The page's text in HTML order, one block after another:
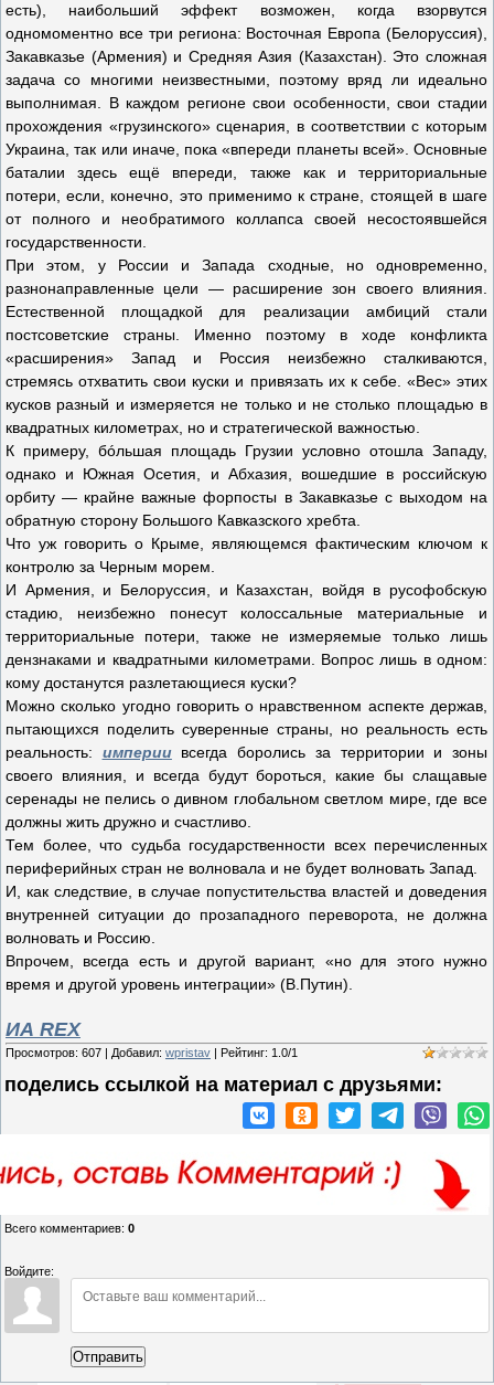
есть), наибольший эффект возможен, когда взорвутся
одномоментно все три региона: Восточная Европа (Белоруссия),
Закавказье (Армения) и Средняя Азия (Казахстан). Это сложная
задача со многими неизвестными, поэтому вряд ли идеально
выполнимая. В каждом регионе свои особенности, свои стадии
прохождения «грузинского» сценария, в соответствии с которым
Украина, так или иначе, пока «впереди планеты всей». Основные
баталии здесь ещё впереди, также как и территориальные
потери, если, конечно, это применимо к стране, стоящей в шаге
от полного и необратимого коллапса своей несостоявшейся
государственности.
При этом, у России и Запада сходные, но одновременно,
разнонаправленные цели — расширение зон своего влияния.
Естественной площадкой для реализации амбиций стали
постсоветские страны. Именно поэтому в ходе конфликта
«расширения» Запад и Россия неизбежно сталкиваются,
стремясь отхватить свои куски и привязать их к себе. «Вес» этих
кусков разный и измеряется не только и не столько площадью в
квадратных километрах, но и стратегической важностью.
К примеру, бóльшая площадь Грузии условно отошла Западу,
однако и Южная Осетия, и Абхазия, вошедшие в российскую
орбиту — крайне важные форпосты в Закавказье с выходом на
обратную сторону Большого Кавказского хребта.
Что уж говорить о Крыме, являющемся фактическим ключом к
контролю за Черным морем.
И Армения, и Белоруссия, и Казахстан, войдя в русофобскую
стадию, неизбежно понесут колоссальные материальные и
территориальные потери, также не измеряемые только лишь
дензнаками и квадратными километрами. Вопрос лишь в одном:
кому достанутся разлетающиеся куски?
Можно сколько угодно говорить о нравственном аспекте держав,
пытающихся поделить суверенные страны, но реальность есть
реальность: империивсегда боролись за территории и зоны
своего влияния, и всегда будут бороться, какие бы слащавые
серенады не пелись о дивном глобальном светлом мире, где все
должны жить дружно и счастливо.
Тем более, что судьба государственности всех перечисленных
периферийных стран не волновала и не будет волновать Запад.
И, как следствие, в случае попустительства властей и доведения
внутренней ситуации до прозападного переворота, не должна
волновать и Россию.
Впрочем, всегда есть и другой вариант, «но для этого нужно
время и другой уровень интеграции» (В.Путин).
ИА REX
Просмотров: 607 | Добавил: wpristav | Рейтинг: 1.0/1
поделись ссылкой на материал c друзьями:
Всего комментариев: 0
Войдите:
Отправить